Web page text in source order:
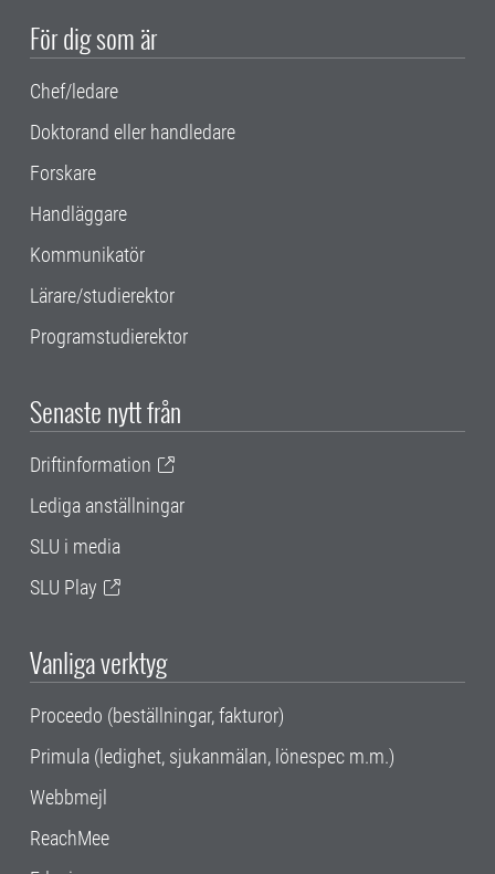
För dig som är
Chef/ledare
Doktorand eller handledare
Forskare
Handläggare
Kommunikatör
Lärare/studierektor
Programstudierektor
Senaste nytt från
Driftinformation
Lediga anställningar
SLU i media
SLU Play
Vanliga verktyg
Proceedo (beställningar, fakturor)
Primula (ledighet, sjukanmälan, lönespec m.m.)
Webbmejl
ReachMee